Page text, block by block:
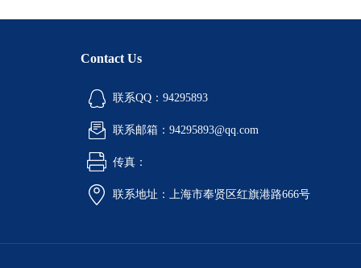
Contact Us
联系QQ：94295893
联系邮箱：94295893@qq.com
传真：
联系地址：上海市奉贤区红旗港路666号